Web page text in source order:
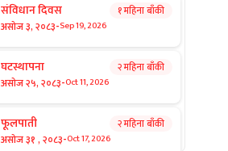
संविधान दिवस
असोज ३, २०८३-Sep 19, 2026
१ महिना बाँकी
घटस्थापना
असोज २५, २०८३-Oct 11, 2026
२ महिना बाँकी
फूलपाती
असोज ३१ , २०८३-Oct 17, 2026
२ महिना बाँकी